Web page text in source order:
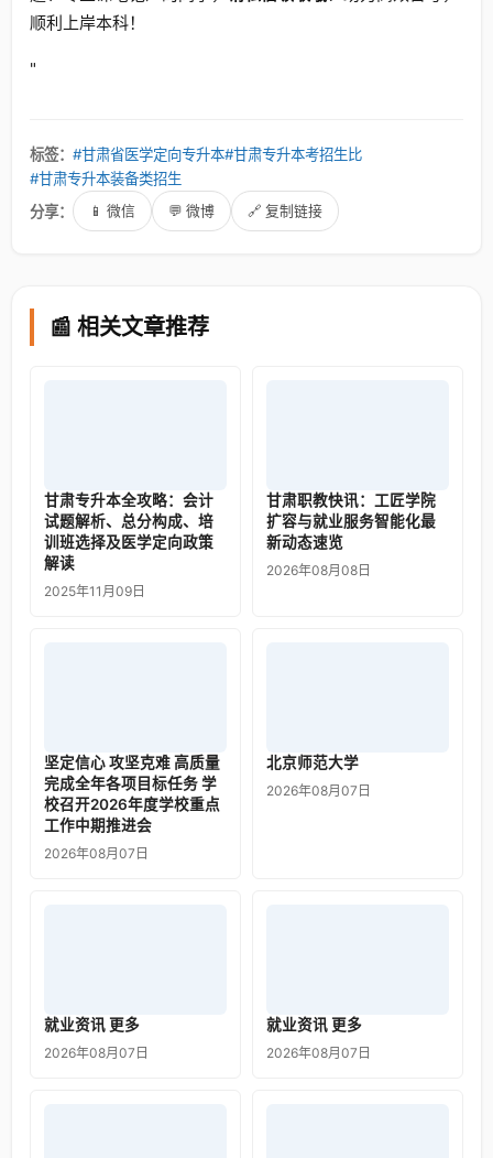
顺利上岸本科！
"
标签： #甘肃省医学定向专升本#甘肃专升本考招生比
#甘肃专升本装备类招生
分享：
📱 微信 💬 微博 🔗 复制链接
📰 相关文章推荐
甘肃专升本全攻略：会计
试题解析、总分构成、培
训班选择及医学定向政策
解读
2025年11月09日
甘肃职教快讯：工匠学院
扩容与就业服务智能化最
新动态速览
2026年08月08日
坚定信心 攻坚克难 高质量
完成全年各项目标任务 学
校召开2026年度学校重点
工作中期推进会
2026年08月07日
北京师范大学
2026年08月07日
就业资讯 更多
2026年08月07日
就业资讯 更多
2026年08月07日